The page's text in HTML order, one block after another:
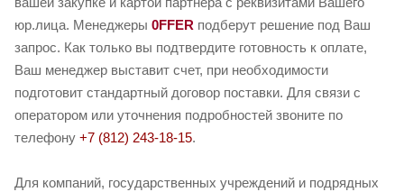
юр.лица. Менеджеры 0FFER подберут решение под Ваш
запрос. Как только вы подтвердите готовность к оплате,
Ваш менеджер выставит счет, при необходимости
подготовит стандартный договор поставки. Для связи с
оператором или уточнения подробностей звоните по
телефону +7 (812) 243-18-15.
Для компаний, государственных учреждений и подрядных